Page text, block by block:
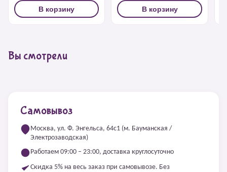
В корзину В корзину
Вы смотрели
Самовывоз
Москва, ул. Ф. Энгельса, 64с1 (м. Бауманская /
Электрозаводская)
Работаем 09:00 – 23:00, доставка круглосуточно
Скидка 5% на весь заказ при самовывозе. Без